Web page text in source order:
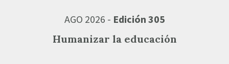
AGO 2026 - Edición 305
Humanizar la educación